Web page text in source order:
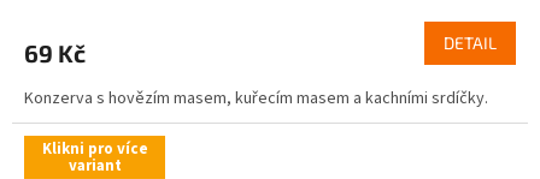
69 Kč DETAIL
Konzerva s hovězím masem, kuřecím masem a kachními srdíčky.
Klikni pro více
variant